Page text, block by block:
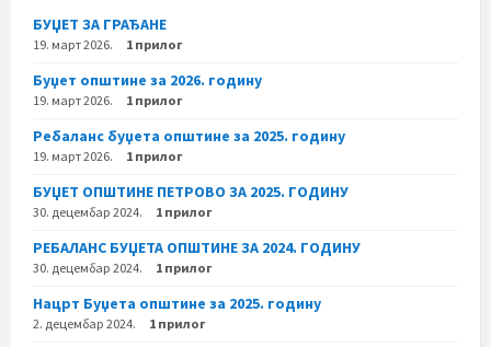
БУЏЕТ ЗА ГРАЂАНЕ
19. март 2026. 1 прилог
Буџет општине за 2026. годину
19. март 2026. 1 прилог
Ребаланс буџета општине за 2025. годину
19. март 2026. 1 прилог
БУЏЕТ ОПШТИНЕ ПЕТРОВО ЗА 2025. ГОДИНУ
30. децембар 2024. 1 прилог
РЕБАЛАНС БУЏЕТА ОПШТИНЕ ЗА 2024. ГОДИНУ
30. децембар 2024. 1 прилог
Нацрт Буџета општине за 2025. годину
2. децембар 2024. 1 прилог